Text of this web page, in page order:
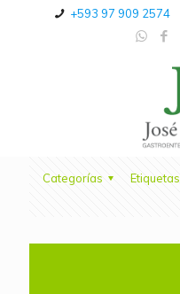
+593 97 909 2574
Categorías Etiquetas